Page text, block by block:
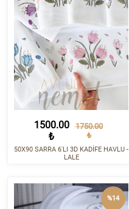
1500.00
₺
1750.00
₺
50X90 SARRA 6'LI 3D KADİFE HAVLU -
LALE
%14